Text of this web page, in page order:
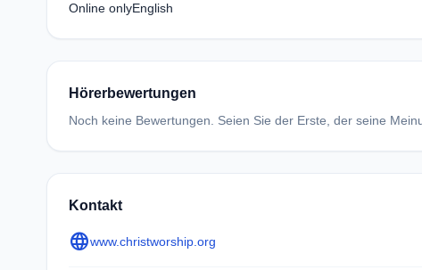
Online onlyEnglish
Hörerbewertungen
Noch keine Bewertungen. Seien Sie der Erste, der seine
Kontakt
languagewww.christworship.org